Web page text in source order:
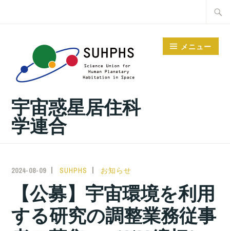
宇宙惑星居住科
学連合
メニュー
2024-08-09 SUHPHS お知らせ
【公募】宇宙環境を利用
する研究の調整業務従事